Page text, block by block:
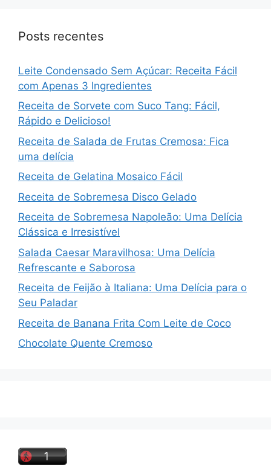
Posts recentes
Leite Condensado Sem Açúcar: Receita Fácil
com Apenas 3 Ingredientes
Receita de Sorvete com Suco Tang: Fácil,
Rápido e Delicioso!
Receita de Salada de Frutas Cremosa: Fica
uma delícia
Receita de Gelatina Mosaico Fácil
Receita de Sobremesa Disco Gelado
Receita de Sobremesa Napoleão: Uma Delícia
Clássica e Irresistível
Salada Caesar Maravilhosa: Uma Delícia
Refrescante e Saborosa
Receita de Feijão à Italiana: Uma Delícia para o
Seu Paladar
Receita de Banana Frita Com Leite de Coco
Chocolate Quente Cremoso